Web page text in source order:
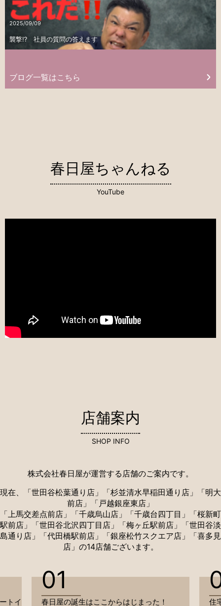
2025/09/09
襲撃⁉ 社員の質問の答えます
ブログ一覧はこちら
春日屋ちゃんねる
YouTube
店舗案内
SHOP INFO
株式会社春日屋が運営する店舗のご案内です。
現在、「世田谷松葉通り店」
「杉並清水早稲田通り店」「明大
前店」「戸越銀座東店」
「上馬交差点前店」「千歳烏山店」「千歳台四丁目」「桜新町
駅前店」
「世田谷北沢四丁目店」「梅ヶ丘駅前店」「世田谷淡
島通り店」「代田橋駅前店」「銀座松竹スクエア店」「喜多見
店」の14店舗ございます。
トイ
01
春日屋の誕生はここからはじまった！ 住